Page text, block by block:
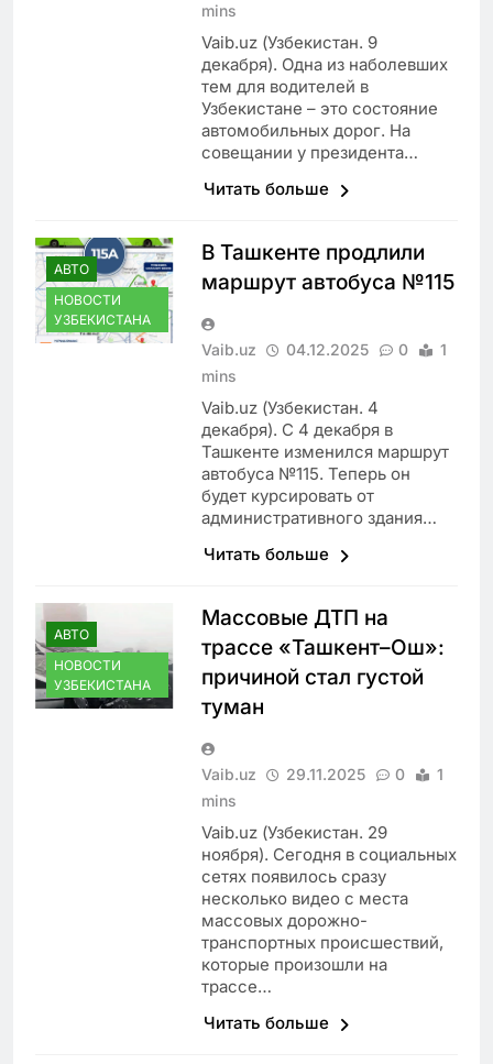
mins
Vaib.uz (Узбекистан. 9
декабря). Одна из наболевших
тем для водителей в
Узбекистане – это состояние
автомобильных дорог. На
совещании у президента…
Читать больше
АВТО
НОВОСТИ
УЗБЕКИСТАНА
В Ташкенте продлили
маршрут автобуса №115
Vaib.uz 04.12.2025 0
1
mins
Vaib.uz (Узбекистан. 4
декабря). С 4 декабря в
Ташкенте изменился маршрут
автобуса №115. Теперь он
будет курсировать от
административного здания…
Читать больше
АВТО
НОВОСТИ
УЗБЕКИСТАНА
Массовые ДТП на
трассе «Ташкент–Ош»:
причиной стал густой
туман
Vaib.uz 29.11.2025 0
1
mins
Vaib.uz (Узбекистан. 29
ноября). Сегодня в социальных
сетях появилось сразу
несколько видео с места
массовых дорожно-
транспортных происшествий,
которые произошли на
трассе…
Читать больше